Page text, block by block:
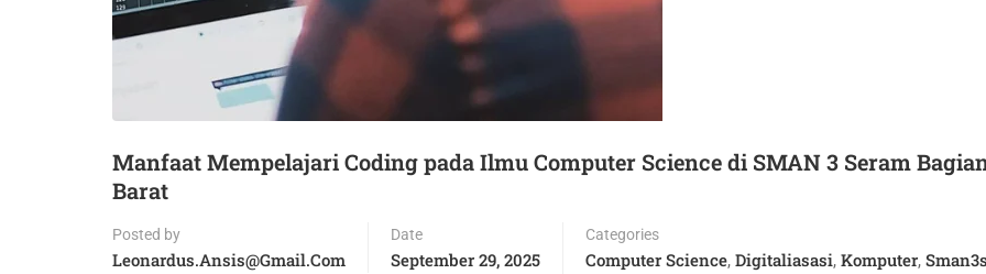
Manfaat Mempelajari Coding pada Ilmu Computer Science di SMAN 3 Seram
Barat
Posted by
Leonardus.ansis@gmail.com
Date
September 29, 2025
Categories
Computer Science, Digitaliasasi, Komputer,